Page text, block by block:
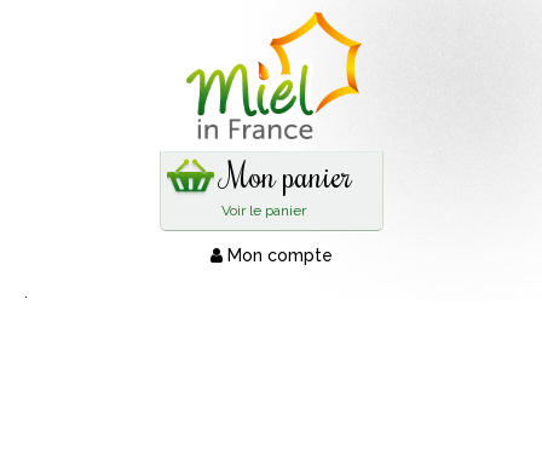
Mon panier
Voir le panier
Mon compte